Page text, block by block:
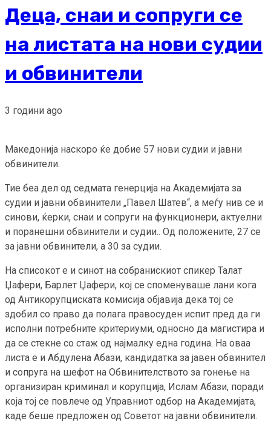
Деца, снаи и сопруги се
на листата на нови судии
и обвинители
3 години ago
Македонија наскоро ќе добие 57 нови судии и јавни
обвинители.
Тие беа дел од седмата генерција на Академијата за
судии и јавни обвинители „Павел Шатев“, а меѓу нив се и
синови, ќерки, снаи и сопруги на функционери, актуелни
и поранешни обвинители и судии.. Од положените, 27 се
за јавни обвинители, а 30 за судии.
На списокот е и синот на собранискиот спикер Талат
Џафери, Барлет Џафери, кој се споменуваше лани кога
од Антикорупциската комисија објавија дека тој се
здобил со право да полага правосуден испит пред да ги
исполни потребните критериуми, односно да магистира и
да се стекне со стаж од најмалку една година. На оваа
листа е и Абдулена Абази, кандидатка за јавен обвинител
и сопруга на шефот на Обвинителството за гонење на
организиран криминал и корупција, Ислам Абази, поради
која тој се повлече од Управниот одбор на Академијата,
каде беше предложен од Советот на јавни обвинители.